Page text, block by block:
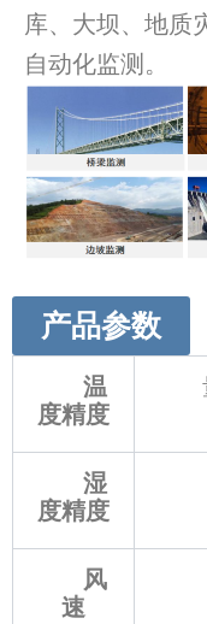
库、大坝、地质
自动化监测。
产品参数
温
度精度
湿
度精度
风
速